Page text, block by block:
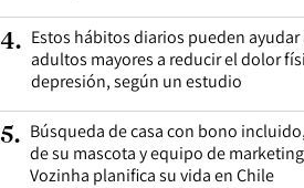
4. Estos hábitos diarios pueden ayudar
adultos mayores a reducir el dolor
depresión, según un estudio
5. Búsqueda de casa con bono
de su mascota y equipo de
Vozinha planifica su vida en Chile